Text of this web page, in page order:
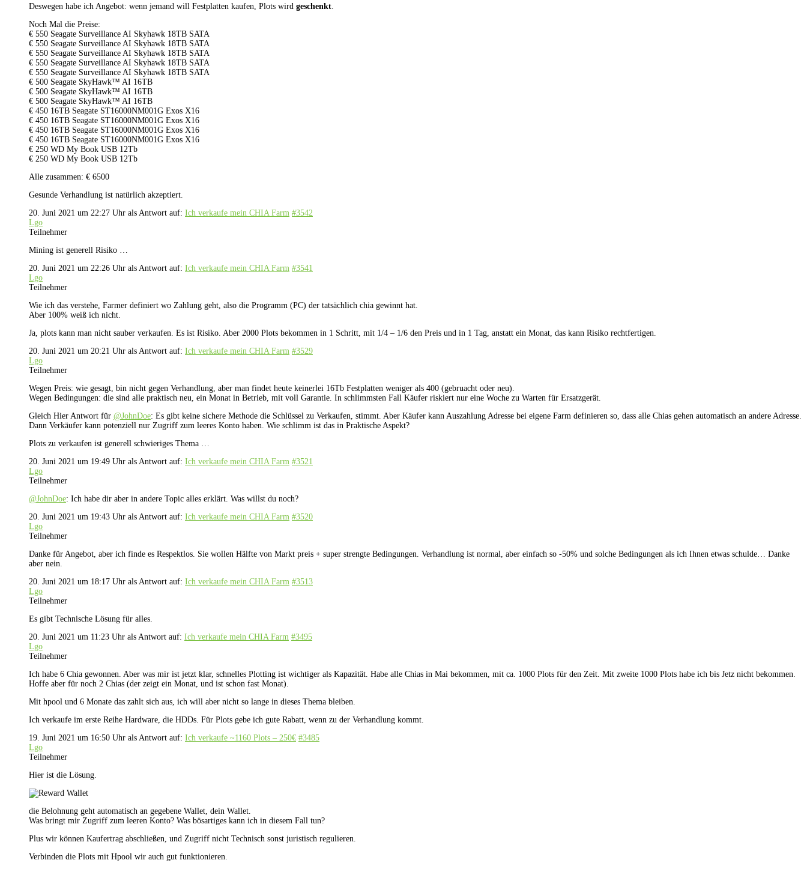
Deswegen habe ich Angebot: wenn jemand will Festplatten kaufen, Plots wird geschenkt
Noch Mal die Preise:
€ 550 Seagate Surveillance AI Skyhawk 18TB SATA
€ 550 Seagate Surveillance AI Skyhawk 18TB SATA
€ 550 Seagate Surveillance AI Skyhawk 18TB SATA
€ 550 Seagate Surveillance AI Skyhawk 18TB SATA
€ 550 Seagate Surveillance AI Skyhawk 18TB SATA
€ 500 Seagate SkyHawk™ AI 16TB
€ 500 Seagate SkyHawk™ AI 16TB
€ 500 Seagate SkyHawk™ AI 16TB
€ 450 16TB Seagate ST16000NM001G Exos X16
€ 450 16TB Seagate ST16000NM001G Exos X16
€ 450 16TB Seagate ST16000NM001G Exos X16
€ 450 16TB Seagate ST16000NM001G Exos X16
€ 250 WD My Book USB 12Tb
€ 250 WD My Book USB 12Tb
Alle zusammen: € 6500
Gesunde Verhandlung ist natürlich akzeptiert.
20. Juni 2021 um 22:27 Uhr als Antwort auf: Ich verkaufe mein CHIA Farm #3542
Lgo
Teilnehmer
Mining ist generell Risiko …
20. Juni 2021 um 22:26 Uhr als Antwort auf: Ich verkaufe mein CHIA Farm #3541
Lgo
Teilnehmer
Wie ich das verstehe, Farmer definiert wo Zahlung geht, also die Programm (PC) der tatsächlich chia gewinnt hat.
Aber 100% weiß ich nicht.
Ja, plots kann man nicht sauber verkaufen. Es ist Risiko. Aber 2000 Plots bekommen in 1 Schritt, mit 1/4 – 1/6 den Preis und in 1 Tag, anstatt ein Monat, das kann Risiko rechtfertigen.
20. Juni 2021 um 20:21 Uhr als Antwort auf: Ich verkaufe mein CHIA Farm #3529
Lgo
Teilnehmer
Wegen Preis: wie gesagt, bin nicht gegen Verhandlung, aber man findet heute keinerlei 16Tb Festplatten weniger als 400 (gebruacht oder neu).
Wegen Bedingungen: die sind alle praktisch neu, ein Monat in Betrieb, mit voll Garantie. In schlimmsten Fall Käufer riskiert nur eine Woche zu Warten für Ersatzgerät.
Gleich Hier Antwort für @JohnDoe: Es gibt keine sichere Methode die Schlüssel zu Verkaufen, stimmt. Aber Käufer kann Auszahlung Adresse bei eigene Farm definieren so, dass alle Chias gehen automatisch an andere Adresse.
Dann Verkäufer kann potenziell nur Zugriff zum leeres Konto haben. Wie schlimm ist das in Praktische Aspekt?
Plots zu verkaufen ist generell schwieriges Thema …
20. Juni 2021 um 19:49 Uhr als Antwort auf: Ich verkaufe mein CHIA Farm #3521
Lgo
Teilnehmer
@JohnDoe: Ich habe dir aber in andere Topic alles erklärt. Was willst du noch?
20. Juni 2021 um 19:43 Uhr als Antwort auf: Ich verkaufe mein CHIA Farm #3520
Lgo
Teilnehmer
Danke für Angebot, aber ich finde es Respektlos. Sie wollen Hälfte von Markt preis + super strengte Bedingungen. Verhandlung ist normal, aber einfach so -50% und solche Bedingungen als ich Ihnen etwas schulde… Danke
aber nein.
20. Juni 2021 um 18:17 Uhr als Antwort auf: Ich verkaufe mein CHIA Farm #3513
Lgo
Teilnehmer
Es gibt Technische Lösung für alles.
20. Juni 2021 um 11:23 Uhr als Antwort auf: Ich verkaufe mein CHIA Farm #3495
Lgo
Teilnehmer
Ich habe 6 Chia gewonnen. Aber was mir ist jetzt klar, schnelles Plotting ist wichtiger als Kapazität. Habe alle Chias in Mai bekommen, mit ca. 1000 Plots für den Zeit. Mit zweite 1000 Plots habe ich bis Jetz nicht bekommen.
Hoffe aber für noch 2 Chias (der zeigt ein Monat, und ist schon fast Monat).
Mit hpool und 6 Monate das zahlt sich aus, ich will aber nicht so lange in dieses Thema bleiben.
Ich verkaufe im erste Reihe Hardware, die HDDs. Für Plots gebe ich gute Rabatt, wenn zu der Verhandlung kommt.
19. Juni 2021 um 16:50 Uhr als Antwort auf: Ich verkaufe ~1160 Plots – 250€ #3485
Lgo
Teilnehmer
Hier ist die Lösung.
die Belohnung geht automatisch an gegebene Wallet, dein Wallet.
Was bringt mir Zugriff zum leeren Konto? Was bösartiges kann ich in diesem Fall tun?
Plus wir können Kaufertrag abschließen, und Zugriff nicht Technisch sonst juristisch regulieren.
Verbinden die Plots mit Hpool wir auch gut funktionieren.